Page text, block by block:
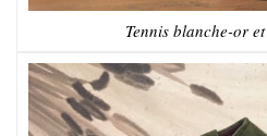
Tennis blanche-or